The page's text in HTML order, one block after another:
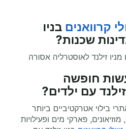
קרוואנים בניו
שכנות?
זילנד לאוסטרליה אסורה
חופשה
זילנד עם ילדים?
בילוי אטרקטיביים ביותר
פארקי מים ופעילויות